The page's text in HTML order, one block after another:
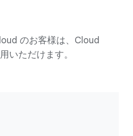
のお客様は、Cloud
いただけます。